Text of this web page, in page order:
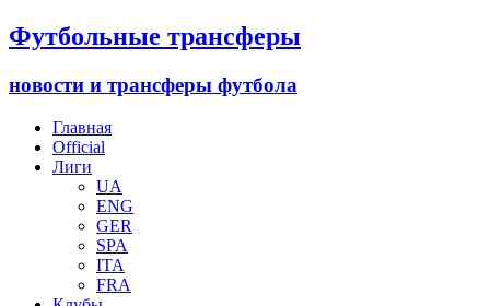
Футбольные трансферы
новости и трансферы футбола
Главная
Official
Лиги
UA
ENG
GER
SPA
ITA
FRA